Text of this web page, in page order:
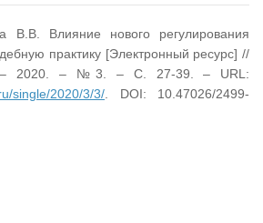
В.В. Влияние нового регулирования
практику [Электронный ресурс] //
– 2020. – №3. – С. 27-39. – URL:
single/2020/3/3/ . DOI: 10.47026/2499-